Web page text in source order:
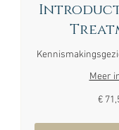
Meer
€